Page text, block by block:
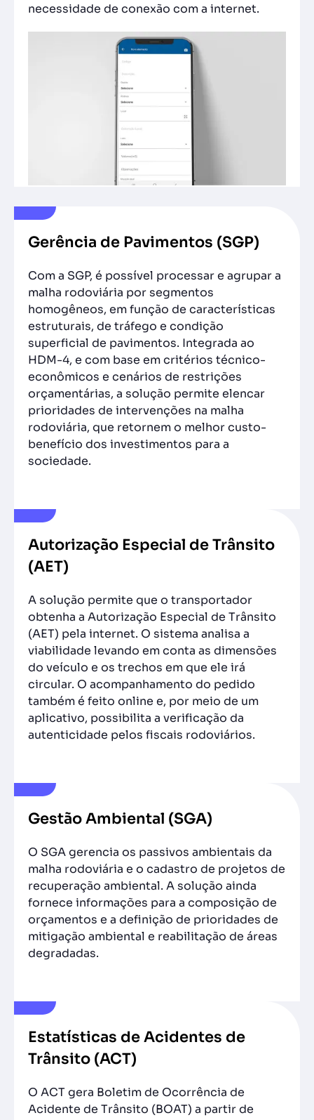
necessidade de conexão com a internet.
Gerência de Pavimentos (SGP)
Com a SGP, é possível processar e agrupar a
malha rodoviária por segmentos
homogêneos, em função de características
estruturais, de tráfego e condição
superficial de pavimentos. Integrada ao
HDM-4, e com base em critérios técnico-
econômicos e cenários de restrições
orçamentárias, a solução permite elencar
prioridades de intervenções na malha
rodoviária, que retornem o melhor custo-
benefício dos investimentos para a
sociedade.
Autorização Especial de Trânsito
(AET)
A solução permite que o transportador
obtenha a Autorização Especial de Trânsito
(AET) pela internet. O sistema analisa a
viabilidade levando em conta as dimensões
do veículo e os trechos em que ele irá
circular. O acompanhamento do pedido
também é feito online e, por meio de um
aplicativo, possibilita a verificação da
autenticidade pelos fiscais rodoviários.
Gestão Ambiental (SGA)
O SGA gerencia os passivos ambientais da
malha rodoviária e o cadastro de projetos de
recuperação ambiental. A solução ainda
fornece informações para a composição de
orçamentos e a definição de prioridades de
mitigação ambiental e reabilitação de áreas
degradadas.
Estatísticas de Acidentes de
Trânsito (ACT)
O ACT gera Boletim de Ocorrência de
Acidente de Trânsito (BOAT) a partir de